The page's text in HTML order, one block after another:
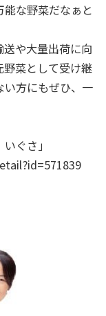
な野菜だなぁと
や大量出荷に向
菜として受け継
い方にもぜひ、一
ぐさ」